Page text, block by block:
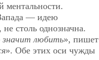
ментальности.
— идею
столь однозначна.
любить», пишет
». Обе этих оси чужды